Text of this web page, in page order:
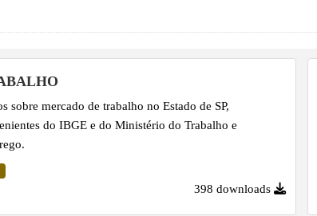
sobre mercado de trabalho no Estado de SP,
do IBGE e do Ministério do Trabalho e
398 downloads